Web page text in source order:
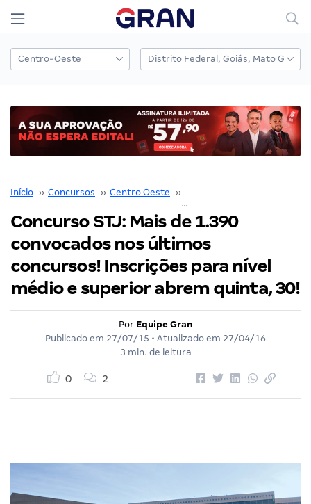
Início ›› Concursos ›› Centro Oeste ››
Concurso STJ: Mais de 1.390
convocados nos últimos
concursos! Inscrições para nível
médio e superior abrem quinta, 30!
Por Equipe Gran
Publicado em 27/07/15 • Atualizado em 27/04/16
3 min. de leitura
0 2